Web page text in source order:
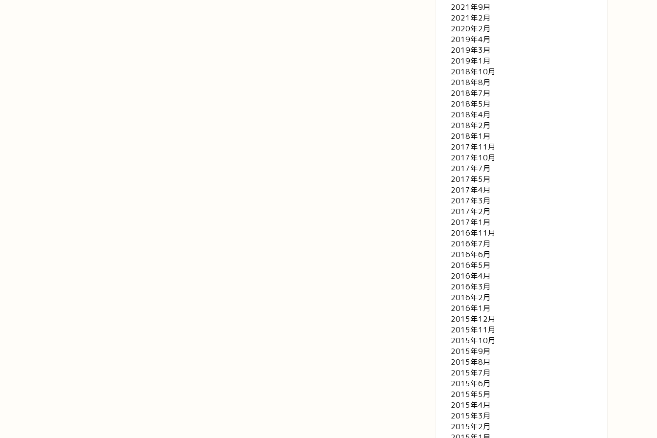
2021年9月
2021年2月
2020年2月
2019年4月
2019年3月
2019年1月
2018年10月
2018年8月
2018年7月
2018年5月
2018年4月
2018年2月
2018年1月
2017年11月
2017年10月
2017年7月
2017年5月
2017年4月
2017年3月
2017年2月
2017年1月
2016年11月
2016年7月
2016年6月
2016年5月
2016年4月
2016年3月
2016年2月
2016年1月
2015年12月
2015年11月
2015年10月
2015年9月
2015年8月
2015年7月
2015年6月
2015年5月
2015年4月
2015年3月
2015年2月